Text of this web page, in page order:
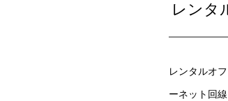
レンタ
レンタルオ
ーネット回